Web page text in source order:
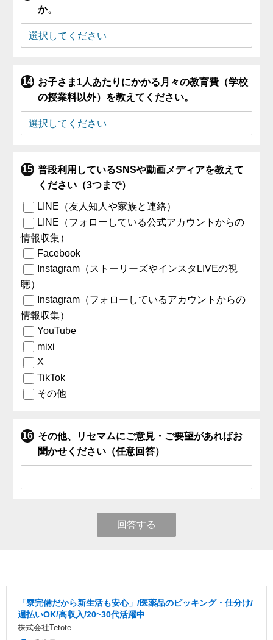
か。
お子さま1人あたりにかかる月々の教育費（学校
の授業料以外）を教えてください。
普段利用しているSNSや動画メディアを教えて
ください（3つまで）
LINE（友人知人や家族と連絡）
LINE（フォローしている公式アカウントからの
情報収集）
Facebook
Instagram（ストーリーズやインスタLIVEの視
聴）
Instagram（フォローしているアカウントからの
情報収集）
YouTube
mixi
X
TikTok
その他
その他、リセマムにご意見・ご要望があればお
聞かせください（任意回答）
回答する
「寮完備だから新生活も安心」/医薬品のピッキング・仕分け/
週払いOK/高収入/20~30代活躍中
株式会社Tetote